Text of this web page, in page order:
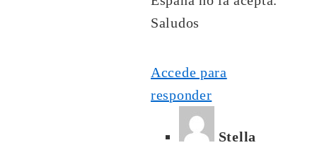
Saludos
Accede para
responder
Stella